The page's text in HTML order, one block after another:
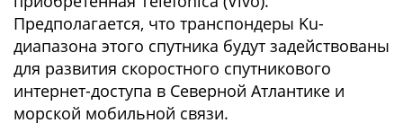
Предполагается, что транспондеры Ku-
диапазона этого спутника будут задействованы
для развития скоростного спутникового
интернет-доступа в Северной Атлантике и
морской мобильной связи.